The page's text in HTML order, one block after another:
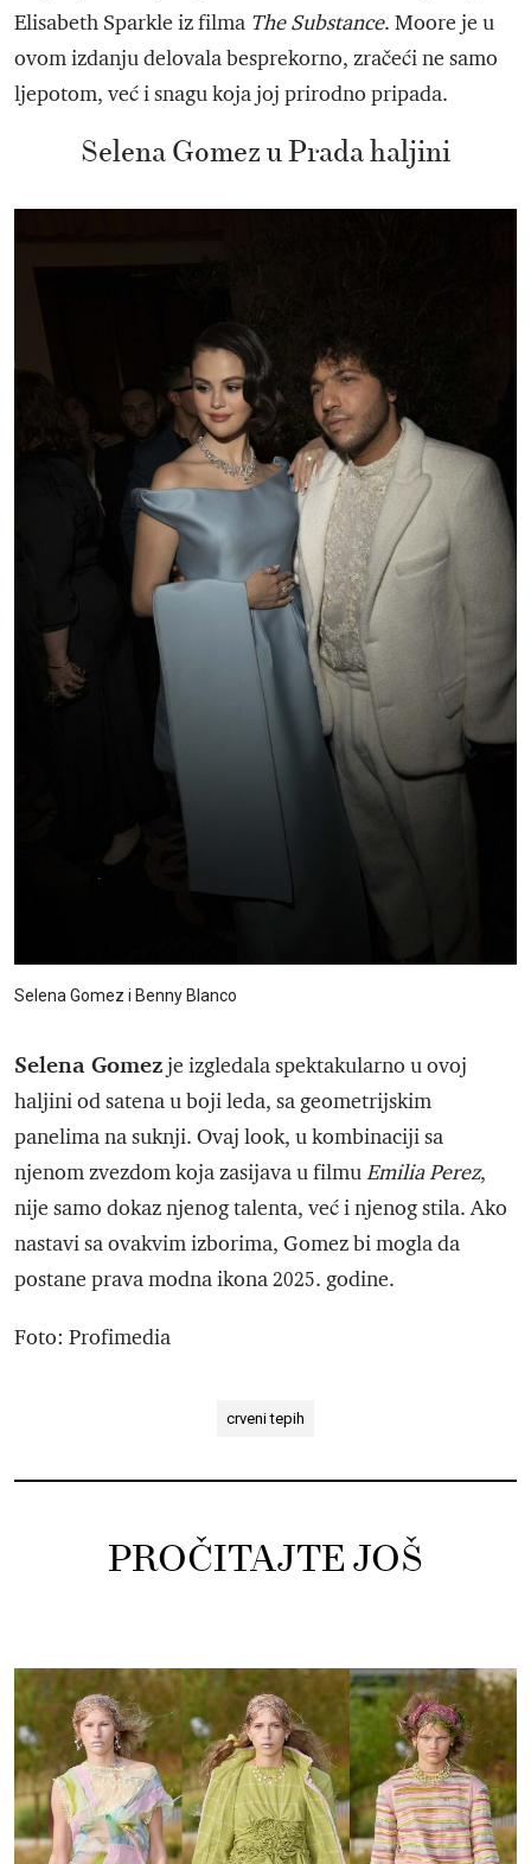
Elisabeth Sparkle iz filma The Substance. Moore je u
ovom izdanju delovala besprekorno, zračeći ne samo
ljepotom, već i snagu koja joj prirodno pripada.
Selena Gomez u Prada haljini
Selena Gomez i Benny Blanco
Selena Gomezje izgledala spektakularno u ovoj
haljini od satena u boji leda, sa geometrijskim
panelima na suknji. Ovaj look, u kombinaciji sa
njenom zvezdom koja zasijava u filmuEmilia Perez,
nije samo dokaz njenog talenta, već i njenog stila. Ako
nastavi sa ovakvim izborima, Gomez bi mogla da
postane prava modna ikona 2025. godine.
Foto: Profimedia
crveni tepih
PROČITAJTE JOŠ